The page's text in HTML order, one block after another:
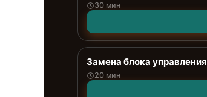
30 мин
Замена блока управления
20 мин